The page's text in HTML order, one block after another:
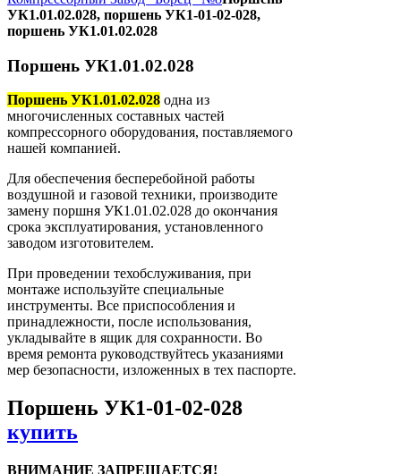
УК1.01.02.028, поршень УК1-01-02-028,
поршень УК1.01.02.028
Поршень УК1.01.02.028
Поршень УК1.01.02.028 одна из
многочисленных составных частей
компрессорного оборудования, поставляемого
нашей компанией.
Для обеспечения бесперебойной работы
воздушной и газовой техники, производите
замену поршня УК1.01.02.028 до окончания
срока эксплуатирования, установленного
заводом изготовителем.
При проведении техобслуживания, при
монтаже используйте специальные
инструменты. Все приспособления и
принадлежности, после использования,
укладывайте в ящик для сохранности. Во
время ремонта руководствуйтесь указаниями
мер безопасности, изложенных в тех паспорте.
Поршень УК1-01-02-028
купить
ВНИМАНИЕ ЗАПРЕЩАЕТСЯ!